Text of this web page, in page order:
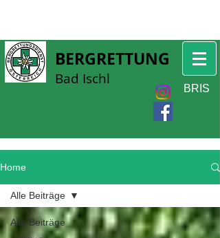
BERGRETTUNG
Bad Ischl
BRIS
Home
Alle Beiträge
Alle Beiträge